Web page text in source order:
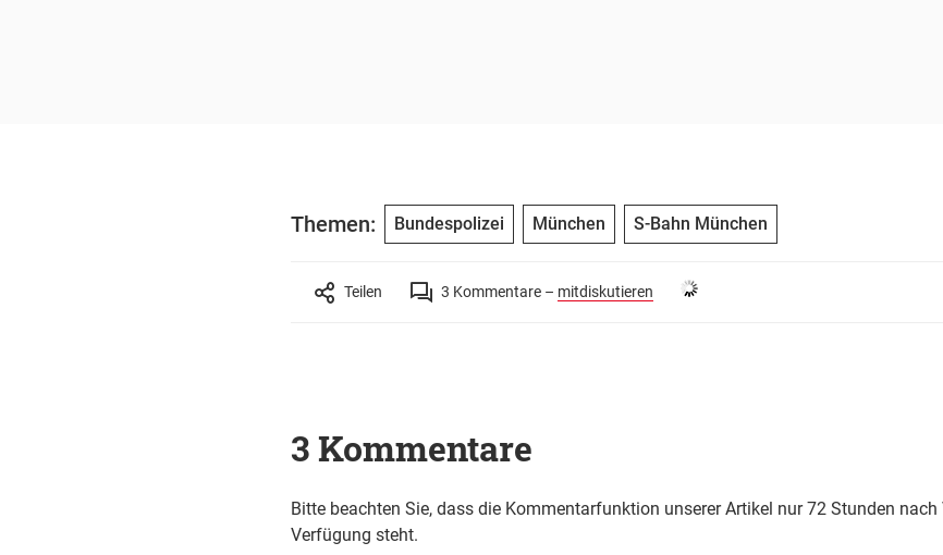
Themen: Bundespolizei München S-Bahn München
Teilen 3 Kommentare – mitdiskutieren
3 Kommentare
Bitte beachten Sie, dass die Kommentarfunktion unserer Artikel nur 72 Stunden
Verfügung steht.